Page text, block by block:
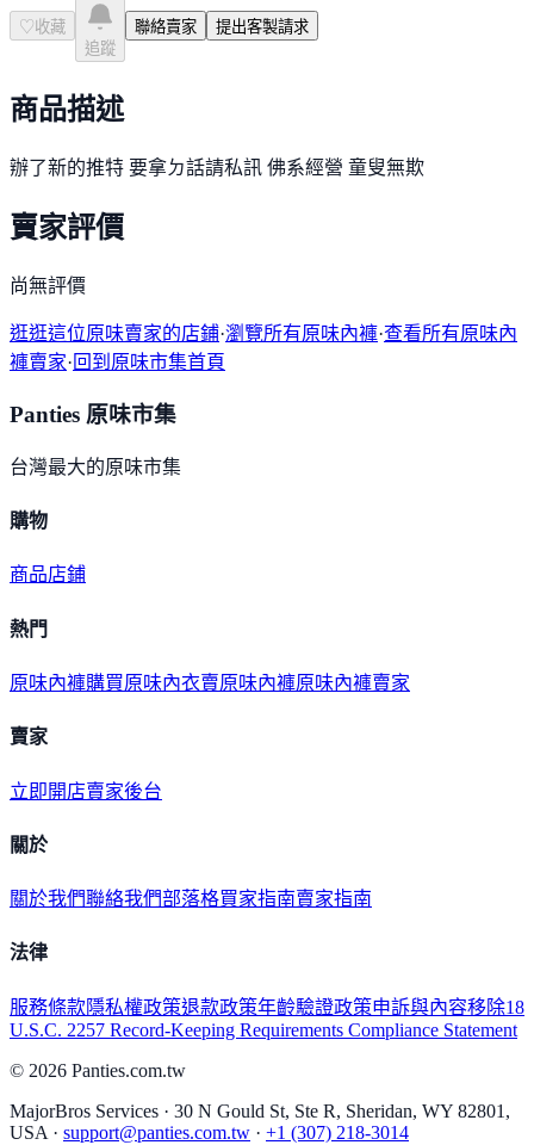
♡ 收藏
追蹤
聯絡賣家 提出客製請求
商品描述
辦了新的推特 要拿ㄉ話請私訊 佛系經營 童叟無欺
賣家評價
尚無評價
逛逛這位原味賣家的店鋪·瀏覽所有原味內褲·查看所有原味內
褲賣家·回到原味市集首頁
Panties 原味市集
台灣最大的原味市集
購物
商品店鋪
熱門
原味內褲購買原味內衣賣原味內褲原味內褲賣家
賣家
立即開店賣家後台
關於
關於我們聯絡我們部落格買家指南賣家指南
法律
服務條款隱私權政策退款政策年齡驗證政策申訴與內容移除18
U.S.C. 2257 Record-Keeping Requirements Compliance Statement
© 2026 Panties.com.tw
MajorBros Services · 30 N Gould St, Ste R, Sheridan, WY 82801,
USA · support@panties.com.tw · +1 (307) 218-3014